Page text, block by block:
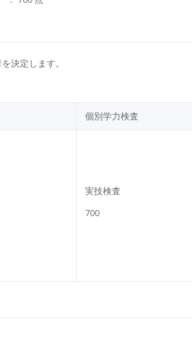
決定します。
個別学⼒検査
実技検査
700